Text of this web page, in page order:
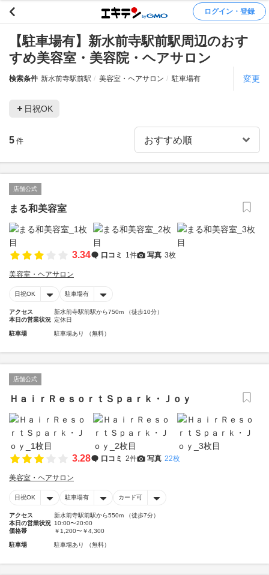
ログイン・登録
【駐車場有】新水前寺駅前駅周辺のおす
すめ美容室・美容院・ヘアサロン
検索条件 新水前寺駅前駅 美容室・ヘアサロン 駐車場有 変更
日祝OK
5 件
店舗公式
まる和美容室
3.34 口コミ 1件 写真 3枚
美容室・ヘアサロン
日祝OK 駐車場有
アクセス
新水前寺駅前駅から750m （徒歩10分）
本日の営業状況 定休日
駐車場 駐車場あり （無料）
店舗公式
ＨａｉｒＲｅｓｏｒｔＳｐａｒｋ・Ｊｏｙ
3.28 口コミ 2件 写真 22枚
美容室・ヘアサロン
日祝OK 駐車場有 カード可
アクセス
新水前寺駅前駅から550m （徒歩7分）
本日の営業状況 10:00〜20:00
価格帯
￥1,200〜￥4,300
駐車場 駐車場あり （無料）